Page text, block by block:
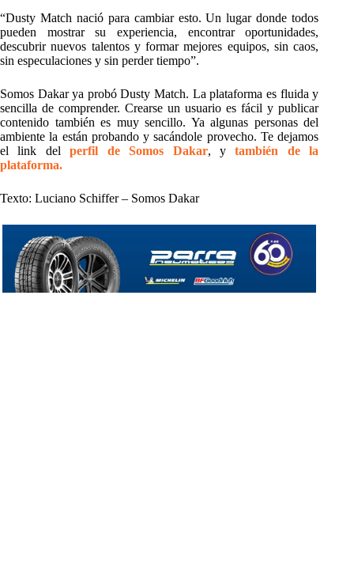
“Dusty Match nació para cambiar esto. Un lugar donde todos
pueden mostrar su experiencia, encontrar oportunidades,
descubrir nuevos talentos y formar mejores equipos, sin caos,
sin especulaciones y sin perder tiempo”.
Somos Dakar ya probó Dusty Match. La plataforma es fluida y
sencilla de comprender. Crearse un usuario es fácil y publicar
contenido también es muy sencillo. Ya algunas personas del
ambiente la están probando y sacándole provecho. Te dejamos
el link delperfil de Somos Dakar, ytambién de la
plataforma.
Texto: Luciano Schiffer – Somos Dakar